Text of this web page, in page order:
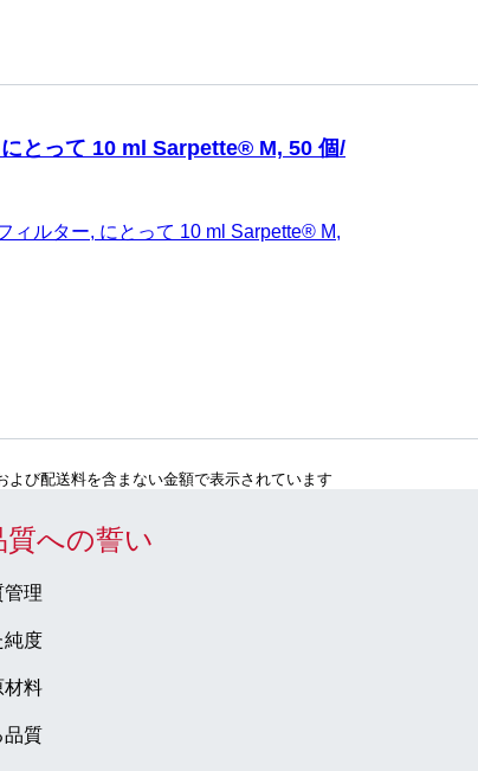
とって 10 ml Sarpette® M, 50 個/
ィルター, にとって 10 ml Sarpette® M,
び配送料を含まない金額で表示されています
への誓い
管理
純度
材料
品質